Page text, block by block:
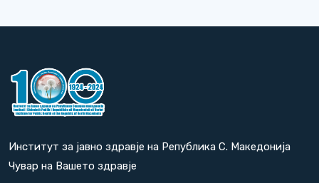
Институт за јавно здравје на Република С. Македонија
Чувар на Вашето здравје